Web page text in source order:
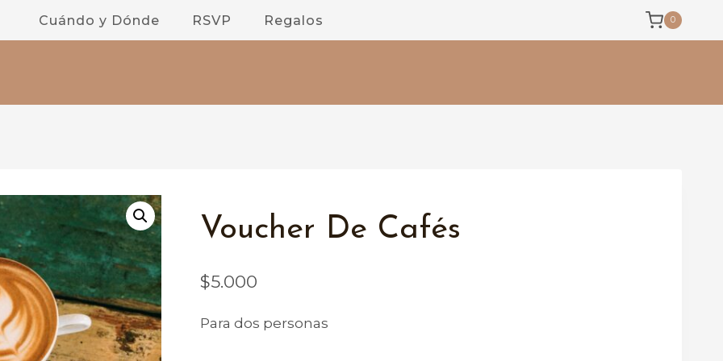
Cuándo y Dónde RSVP Regalos 0
Voucher De Cafés
$5.000
Para dos personas